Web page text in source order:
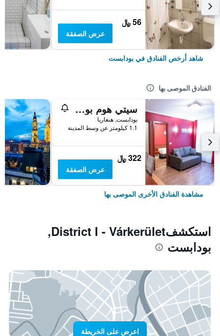
56 ﷼
عرض الصفقة
شاهد أرخص الفنادق في بودابست
الفنادق الموصى بها
سيتي هوم بودابيست
بودابست, هنغاريا
1.1 كيلومتر عن وسط المدينة
322 ﷼
عرض الصفقة
مشاهدة الفنادق الأخرى الموصى بها
استكشفDistrict I - Várkerület,
بودابست
اعرض على الخريطة